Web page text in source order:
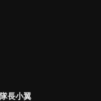
隊長小翼